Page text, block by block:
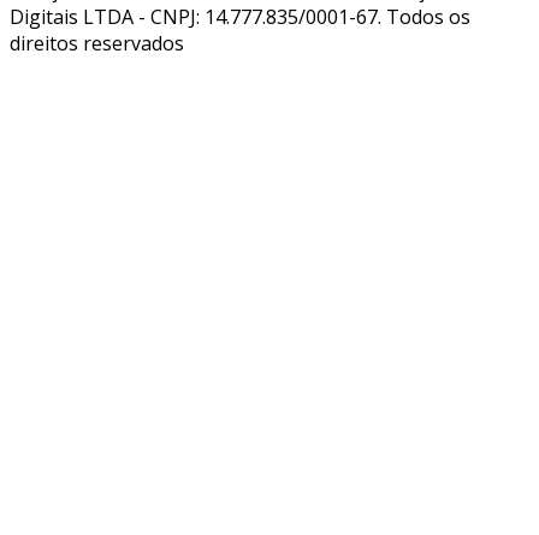
Digitais LTDA - CNPJ: 14.777.835/0001-67. Todos os
direitos reservados